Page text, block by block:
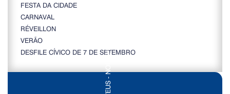
FESTA DA CIDADE
CARNAVAL
RÉVEILLON
VERÃO
DESFILE CÍVICO DE 7 DE SETEMBRO